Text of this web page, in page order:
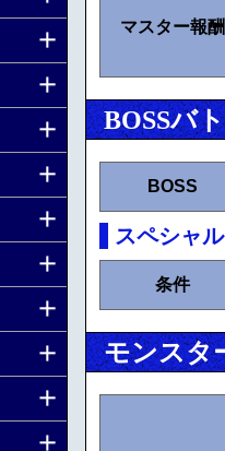
マスター報酬
BOSSバ
BOSS
スペシャ
条件
モンスタ